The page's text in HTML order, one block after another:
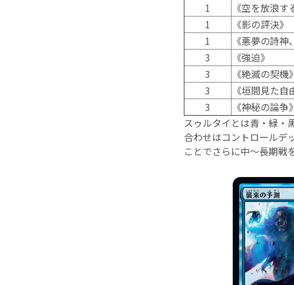
1
《空を放浪す
1
《影の評決》
1
《悪夢の詩神
3
《強迫》
3
《絶滅の契機》
3
《垣間見た自
3
《神秘の論争》
スゥルタイとは青・緑・
合わせはコントロールデ
ことでさらに中～長期戦